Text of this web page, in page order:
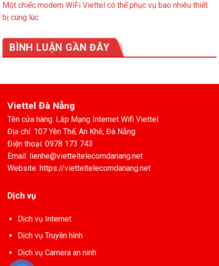
Một chiếc modem WiFi Viettel có thể phục vụ bao nhiêu thiết
bị cùng lúc
BÌNH LUẬN GẦN ĐÂY
Viettel Đà Nẵng
Tên cửa hàng: Lắp Mạng Internet Wifi Viettel
Địa chỉ: 107 Yên Thế, An Khê, Đà Nẵng
Điện thoại: 0978 173 743
Email: lienhe@vietteltelecomdanang.net
Website: https://vietteltelecomdanang.net
Dịch vụ
Dịch vụ Internet
Dịch vụ Truyền hình
Dịch vụ Camera an ninh